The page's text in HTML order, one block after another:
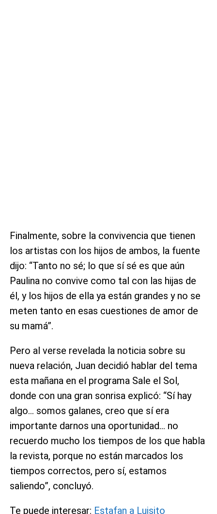
Finalmente, sobre la convivencia que tienen
los artistas con los hijos de ambos, la fuente
dijo: “Tanto no sé; lo que sí sé es que aún
Paulina no convive como tal con las hijas de
él, y los hijos de ella ya están grandes y no se
meten tanto en esas cuestiones de amor de
su mamá”.
Pero al verse revelada la noticia sobre su
nueva relación, Juan decidió hablar del tema
esta mañana en el programa Sale el Sol,
donde con una gran sonrisa explicó: “Sí hay
algo… somos galanes, creo que sí era
importante darnos una oportunidad… no
recuerdo mucho los tiempos de los que habla
la revista, porque no están marcados los
tiempos correctos, pero sí, estamos
saliendo”, concluyó.
Te puede interesar: Estafan a Luisito